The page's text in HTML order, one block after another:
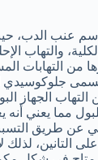
عنب الدب،
والتهاب
من التهابات
جلوكوسيدي
الجهاز
مما يعني
عن طريق
التانين، لذلك